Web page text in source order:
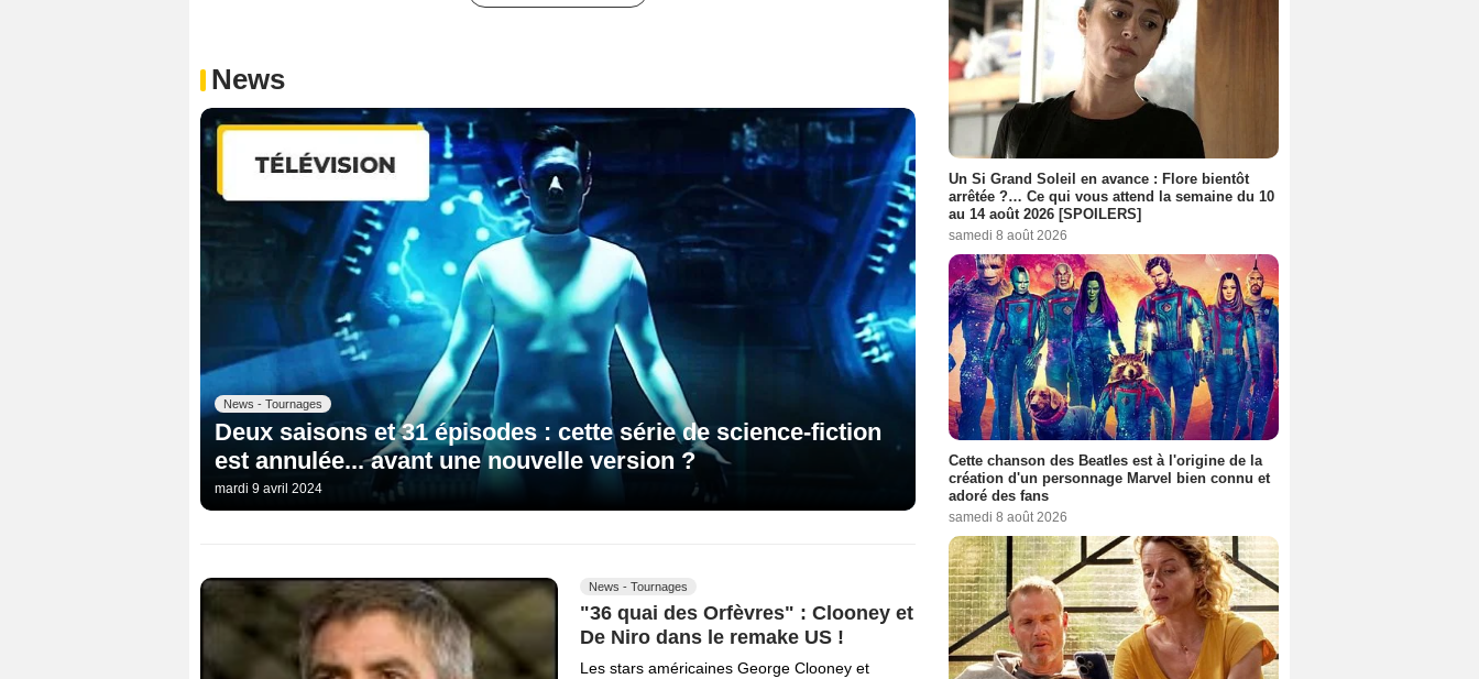
News
News - Tournages
Deux saisons et 31 épisodes : cette série de science-fiction
est annulée... avant une nouvelle version ?
mardi 9 avril 2024
News - Tournages
"36 quai des Orfèvres" : Clooney et
De Niro dans le remake US !
Les stars américaines George Clooney et
Un Si Grand Soleil en avance : Flore bientôt
arrêtée ?… Ce qui vous attend la semaine du 10
au 14 août 2026 [SPOILERS]
samedi 8 août 2026
Cette chanson des Beatles est à l'origine de la
création d'un personnage Marvel bien connu et
adoré des fans
samedi 8 août 2026